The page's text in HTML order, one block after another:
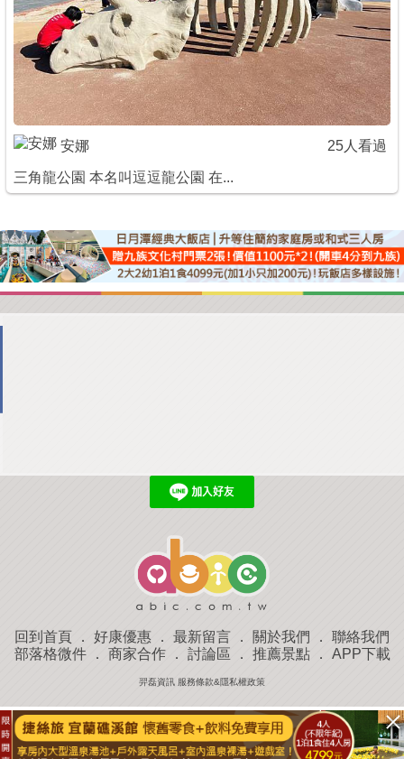
安娜 25人看過
三角龍公園 本名叫逗逗龍公園 在...
回到首頁 ． 好康優惠 ． 最新留言 ． 關於我們 ． 聯絡我們
部落格微件． 商家合作． 討論區 ． 推薦景點． APP下載
羿磊資訊 服務條款&隱私權政策